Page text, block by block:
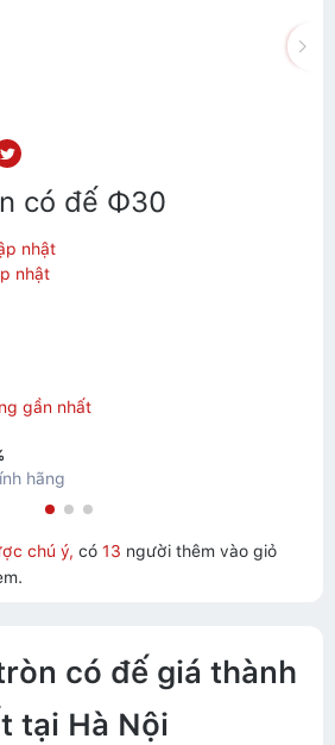
có đế Φ30
nhật
nhật
gần nhất
hãng
chú ý, có 13 người thêm vào giỏ
có đế giá thành
tại Hà Nội